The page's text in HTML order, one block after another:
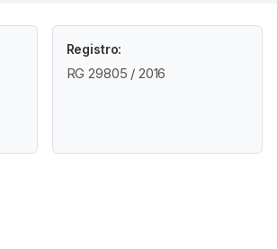
Registro:
RG 29805 / 2016